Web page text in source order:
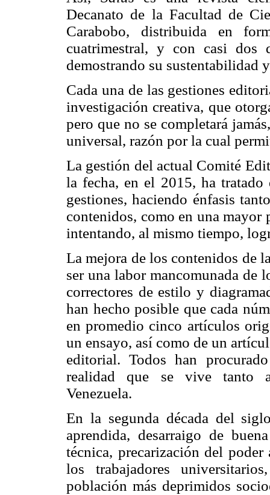
Decanato de la Facultad de
Carabobo, distribuida en
cuatrimestral, y con casi dos
demostrando su sustentabilidad
Cada una de las gestiones
investigación creativa, que
pero que no se completará
universal, razón por la cual
La gestión del actual Comité
la fecha, en el 2015, ha tratado
gestiones, haciendo énfasis
contenidos, como en una mayor
intentando, al mismo tiempo,
La mejora de los contenidos de
ser una labor mancomunada de
correctores de estilo y
han hecho posible que cada
en promedio cinco artículos
un ensayo, así como de un
editorial. Todos han
realidad que se vive tanto
Venezuela.
En la segunda década del
aprendida, desarraigo de
técnica, precarización del
los trabajadores
población más deprimidos